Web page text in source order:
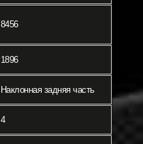
8456
1896
Наклонная задняя часть
4